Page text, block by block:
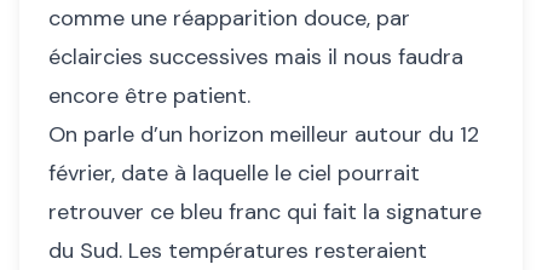
comme une réapparition douce, par
éclaircies successives mais il nous faudra
encore être patient.
On parle d’un horizon meilleur autour du 12
février, date à laquelle le ciel pourrait
retrouver ce bleu franc qui fait la signature
du Sud. Les températures resteraient